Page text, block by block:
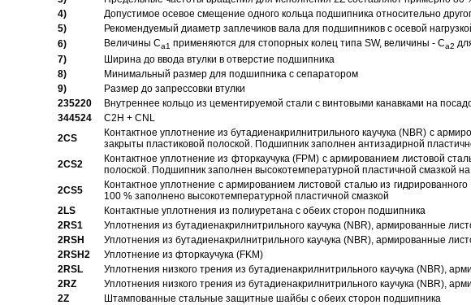
4)
Допустимое осевое смещение одного кольца подшипника относительно
5)
Рекомендуемый диаметр заплечиков вала для подшипников с осевой
6)
Величины Ca1 применяются для стопорных колец типа SW, величины - Ca2
7)
Ширина до ввода втулки в отверстие подшипника
8)
Минимальный размер для подшипника с сепаратором
9)
Размер до запрессовки втулки
235220
Внутреннее кольцо из цементируемой стали с винтовыми канавками на
344524
C2H + CNL
2CS
Контактное уплотнение из бутадиенакрилнитрильного каучука (NBR) с
закрыты пластиковой полоской. Подшипник заполнен антизадирной
2CS2
Контактное уплотнение из фторкаучука (FPM) с армированием листовой
полоской. Подшипник заполнен высокотемпературной пластичной смазкой
2CS5
Контактное уплотнение с армированием листовой сталью из
100 % заполнено высокотемпературной пластичной смазкой
2LS
Контактные уплотнения из полиуретана с обеих сторон подшипника
2RS1
Уплотнения из бутадиенакрилнитрильного каучука (NBR), армированные
2RSH
Уплотнения из бутадиенакрилнитрильного каучука (NBR), армированные
2RSH2
Уплотнение из фторкаучука (FKM)
2RSL
Уплотнения низкого трения из бутадиенакрилнитрильного каучука (NBR),
2RZ
Уплотнения низкого трения из бутадиенакрилнитрильного каучука (NBR),
2Z
Штампованные стальные защитные шайбы с обеих сторон подшипника